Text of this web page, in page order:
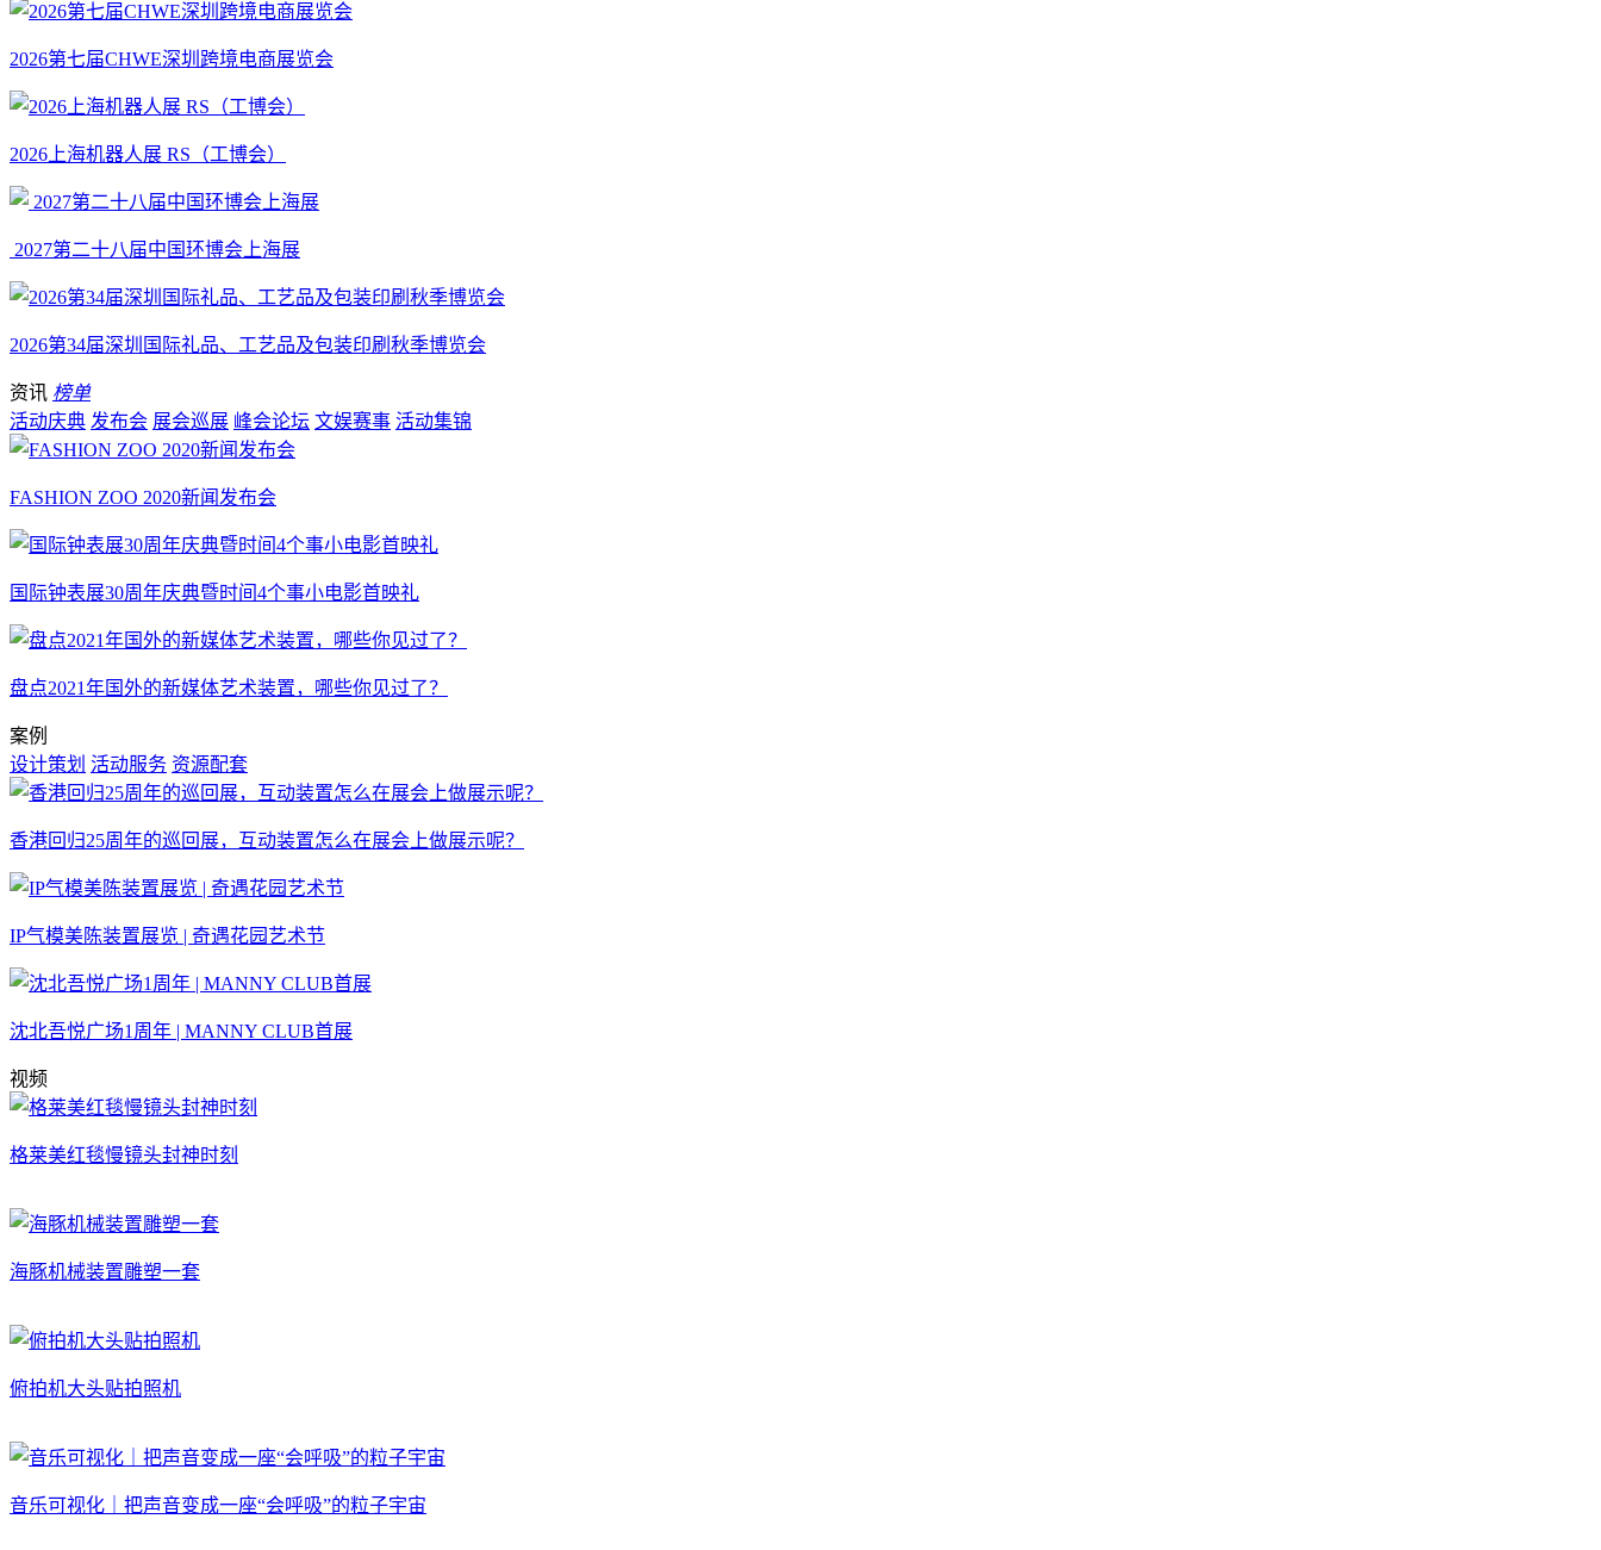
2026第七届CHWE深圳跨境电商展览会
2026上海机器人展 RS（工博会）
2027第二十八届中国环博会上海展
2026第34届深圳国际礼品、工艺品及包装印刷秋季博览会
资讯 榜单
活动庆典 发布会 展会巡展 峰会论坛 文娱赛事 活动集锦
FASHION ZOO 2020新闻发布会
国际钟表展30周年庆典暨时间4个事小电影首映礼
盘点2021年国外的新媒体艺术装置，哪些你见过了？
案例
设计策划 活动服务 资源配套
香港回归25周年的巡回展，互动装置怎么在展会上做展示呢？
IP气模美陈装置展览 | 奇遇花园艺术节
沈北吾悦广场1周年 | MANNY CLUB首展
视频
格莱美红毯慢镜头封神时刻
海豚机械装置雕塑一套
俯拍机大头贴拍照机
音乐可视化｜把声音变成一座“会呼吸”的粒子宇宙